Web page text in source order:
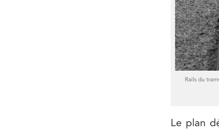
Rails du
Le plan